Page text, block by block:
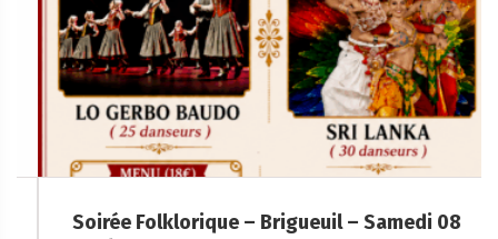
Soirée Folklorique – Brigueuil – Samedi 08